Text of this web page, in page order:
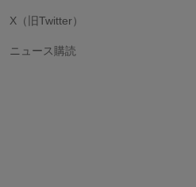
X（旧Twitter）
ニュース購読